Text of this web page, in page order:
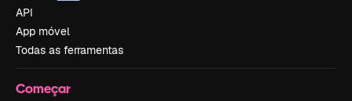
API
App móvel
Todas as ferramentas
Começar